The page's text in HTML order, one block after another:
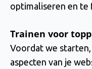
optimaliseren en te
Trainen voor
Voordat we
aspecten van je